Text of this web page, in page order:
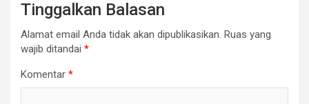
Tinggalkan Balasan
Alamat email Anda tidak akan dipublikasikan. Ruas yang
wajib ditandai *
Komentar *